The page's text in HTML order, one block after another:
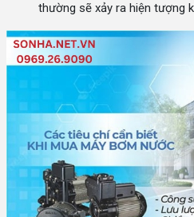
thường sẽ xảy ra hiện tượng